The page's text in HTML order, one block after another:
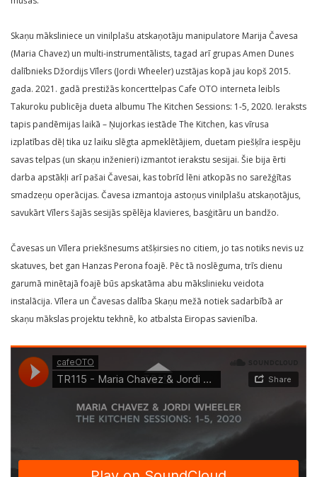
Skaņu māksliniece un vinilplašu atskaņotāju manipulatore Marija Čavesa
(Maria Chavez) un multi-instrumentālists, tagad arī grupas Amen Dunes
dalībnieks Džordijs Vīlers (Jordi Wheeler) uzstājas kopā jau kopš 2015.
gada. 2021. gadā prestižās koncerttelpas Cafe OTO interneta leibls
Takuroku publicēja dueta albumu The Kitchen Sessions: 1-5, 2020. Ieraksts
tapis pandēmijas laikā – Ņujorkas iestāde The Kitchen, kas vīrusa
izplatības dēļ tika uz laiku slēgta apmeklētājiem, duetam piešķīra iespēju
savas telpas (un skaņu inženieri) izmantot ierakstu sesijai. Šie bija ērti
darba apstākļi arī pašai Čavesai, kas tobrīd lēni atkopās no sarežģītas
smadzeņu operācijas. Čavesa izmantoja astoņus vinilplašu atskaņotājus,
savukārt Vīlers šajās sesijās spēlēja klavieres, basģitāru un bandžo.
Čavesas un Vīlera priekšnesums atšķirsies no citiem, jo tas notiks nevis uz
skatuves, bet gan Hanzas Perona foajē. Pēc tā noslēguma, trīs dienu
garumā minētajā foajē būs apskatāma abu mākslinieku veidota
instalācija. Vīlera un Čavesas dalība Skaņu mežā notiek sadarbībā ar
skaņu mākslas projektu tekhnē, ko atbalsta Eiropas savienība.